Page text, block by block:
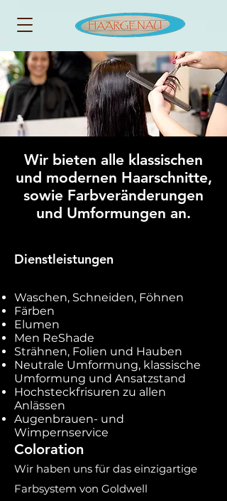
Wir bieten alle klassischen
und modernen Haarschnitte,
sowie Farbveränderungen
und Umformungen an.
Dienstleistungen
Waschen, Schneiden, Föhnen
Färben
Elumen
Men ReShade
Strähnen, Folien und Hauben
Neutrale Umformung, klassische
Umformung und Ansatzstand
Hochsteckfrisuren zu allen
Anlässen
Augenbrauen- und
Wimpernservice
Coloration
Wir haben uns für das einzigartige
Farbsystem von Goldwell